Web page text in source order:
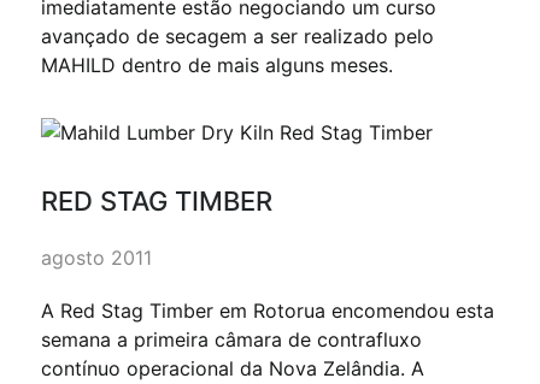
imediatamente estão negociando um curso
avançado de secagem a ser realizado pelo
MAHILD dentro de mais alguns meses.
RED STAG TIMBER
agosto 2011
A Red Stag Timber em Rotorua encomendou esta
semana a primeira câmara de contrafluxo
contínuo operacional da Nova Zelândia. A